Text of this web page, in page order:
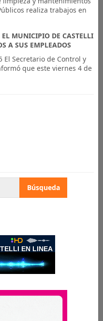
realiza trabajos en
EL MUNICIPIO DE CASTELLI
A SUS EMPLEADOS
El Secretario de Control y
que este viernes 4 de